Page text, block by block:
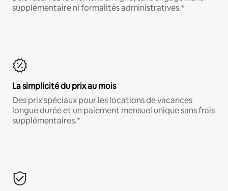
supplémentaire ni formalités administratives.*
La simplicité du prix au mois
Des prix spéciaux pour les locations de vacances
longue durée et un paiement mensuel unique sans frais
supplémentaires.*